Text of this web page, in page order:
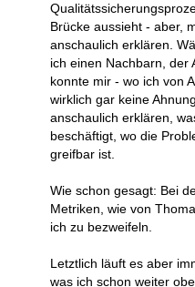
Brücke aussieht - aber,
anschaulich erklären.
ich einen Nachbarn, der
konnte mir - wo ich von
wirklich gar keine
anschaulich erklären,
beschäftigt, wo die
greifbar ist.
Wie schon gesagt: Bei
Metriken, wie von
ich zu bezweifeln.
Letztlich läuft es aber
was ich schon weiter